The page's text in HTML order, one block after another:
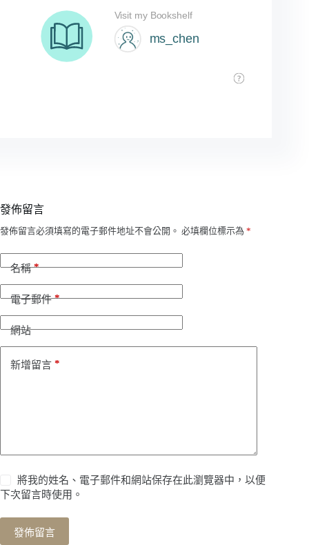
發佈留言
發佈留言必須填寫的電子郵件地址不會公開。 必填欄位標示為 *
名稱*
電子郵件*
網站
新增留言 *
將我的姓名、電子郵件和網站保存在此瀏覽器中，以便
下次留言時使用。
發佈留言
A
t
e
t
i